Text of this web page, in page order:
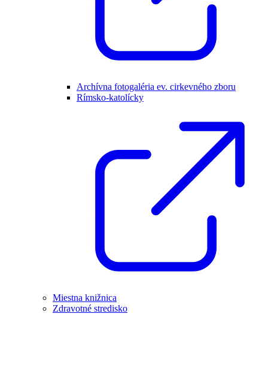
Archívna fotogaléria ev. cirkevného zboru
Rímsko-katolícky
Miestna knižnica
Zdravotné stredisko